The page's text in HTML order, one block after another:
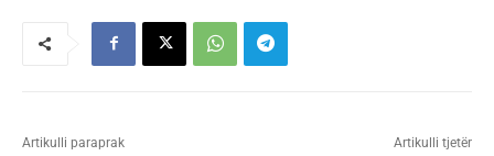
Artikulli paraprak Artikulli tjetër